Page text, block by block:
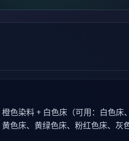
色染料 + 白色床（可用：白色床
色床、黄绿色床、粉红色床、灰